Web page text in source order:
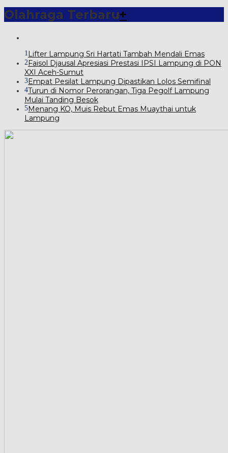
Olahraga Terbaru+
1 Lifter Lampung Sri Hartati Tambah Mendali Emas
2 Faisol Djausal Apresiasi Prestasi IPSI Lampung di PON
XXI Aceh-Sumut
3Empat Pesilat Lampung Dipastikan Lolos Semifinal
4Turun di Nomor Perorangan, Tiga Pegolf Lampung
Mulai Tanding Besok
5Menang KO, Muis Rebut Emas Muaythai untuk
Lampung